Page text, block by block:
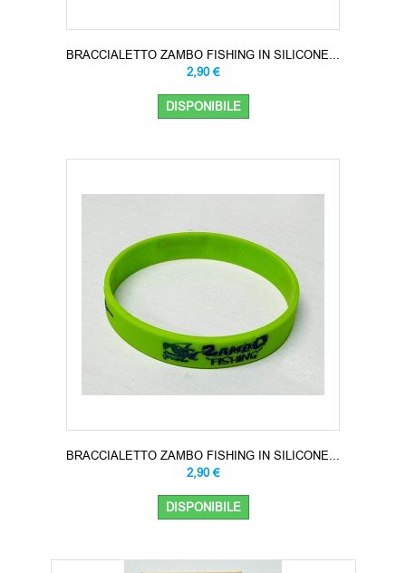
BRACCIALETTO ZAMBO FISHING IN SILICONE...
2,90 €
DISPONIBILE
BRACCIALETTO ZAMBO FISHING IN SILICONE...
2,90 €
DISPONIBILE